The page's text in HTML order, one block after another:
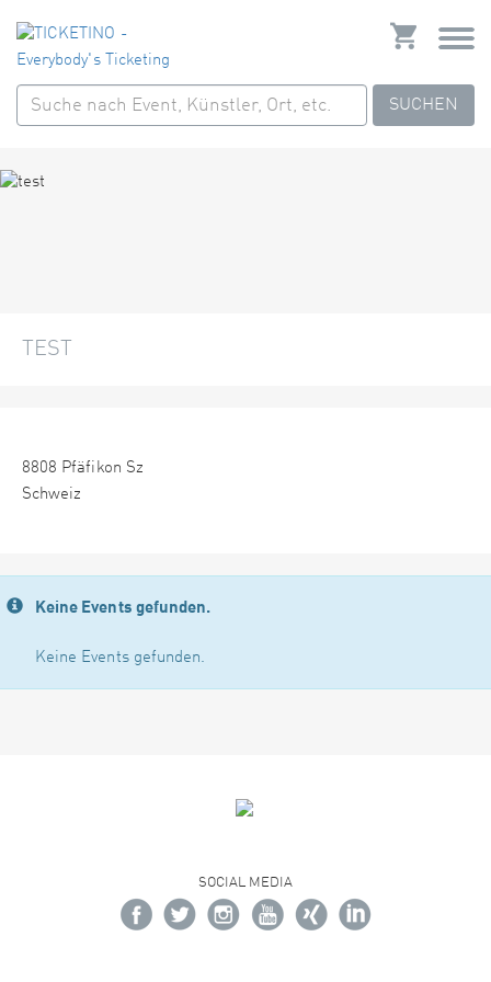
SUCHEN
TEST
8808 Pfäfikon Sz
Schweiz
Keine Events gefunden.
Keine Events gefunden.
SOCIAL MEDIA